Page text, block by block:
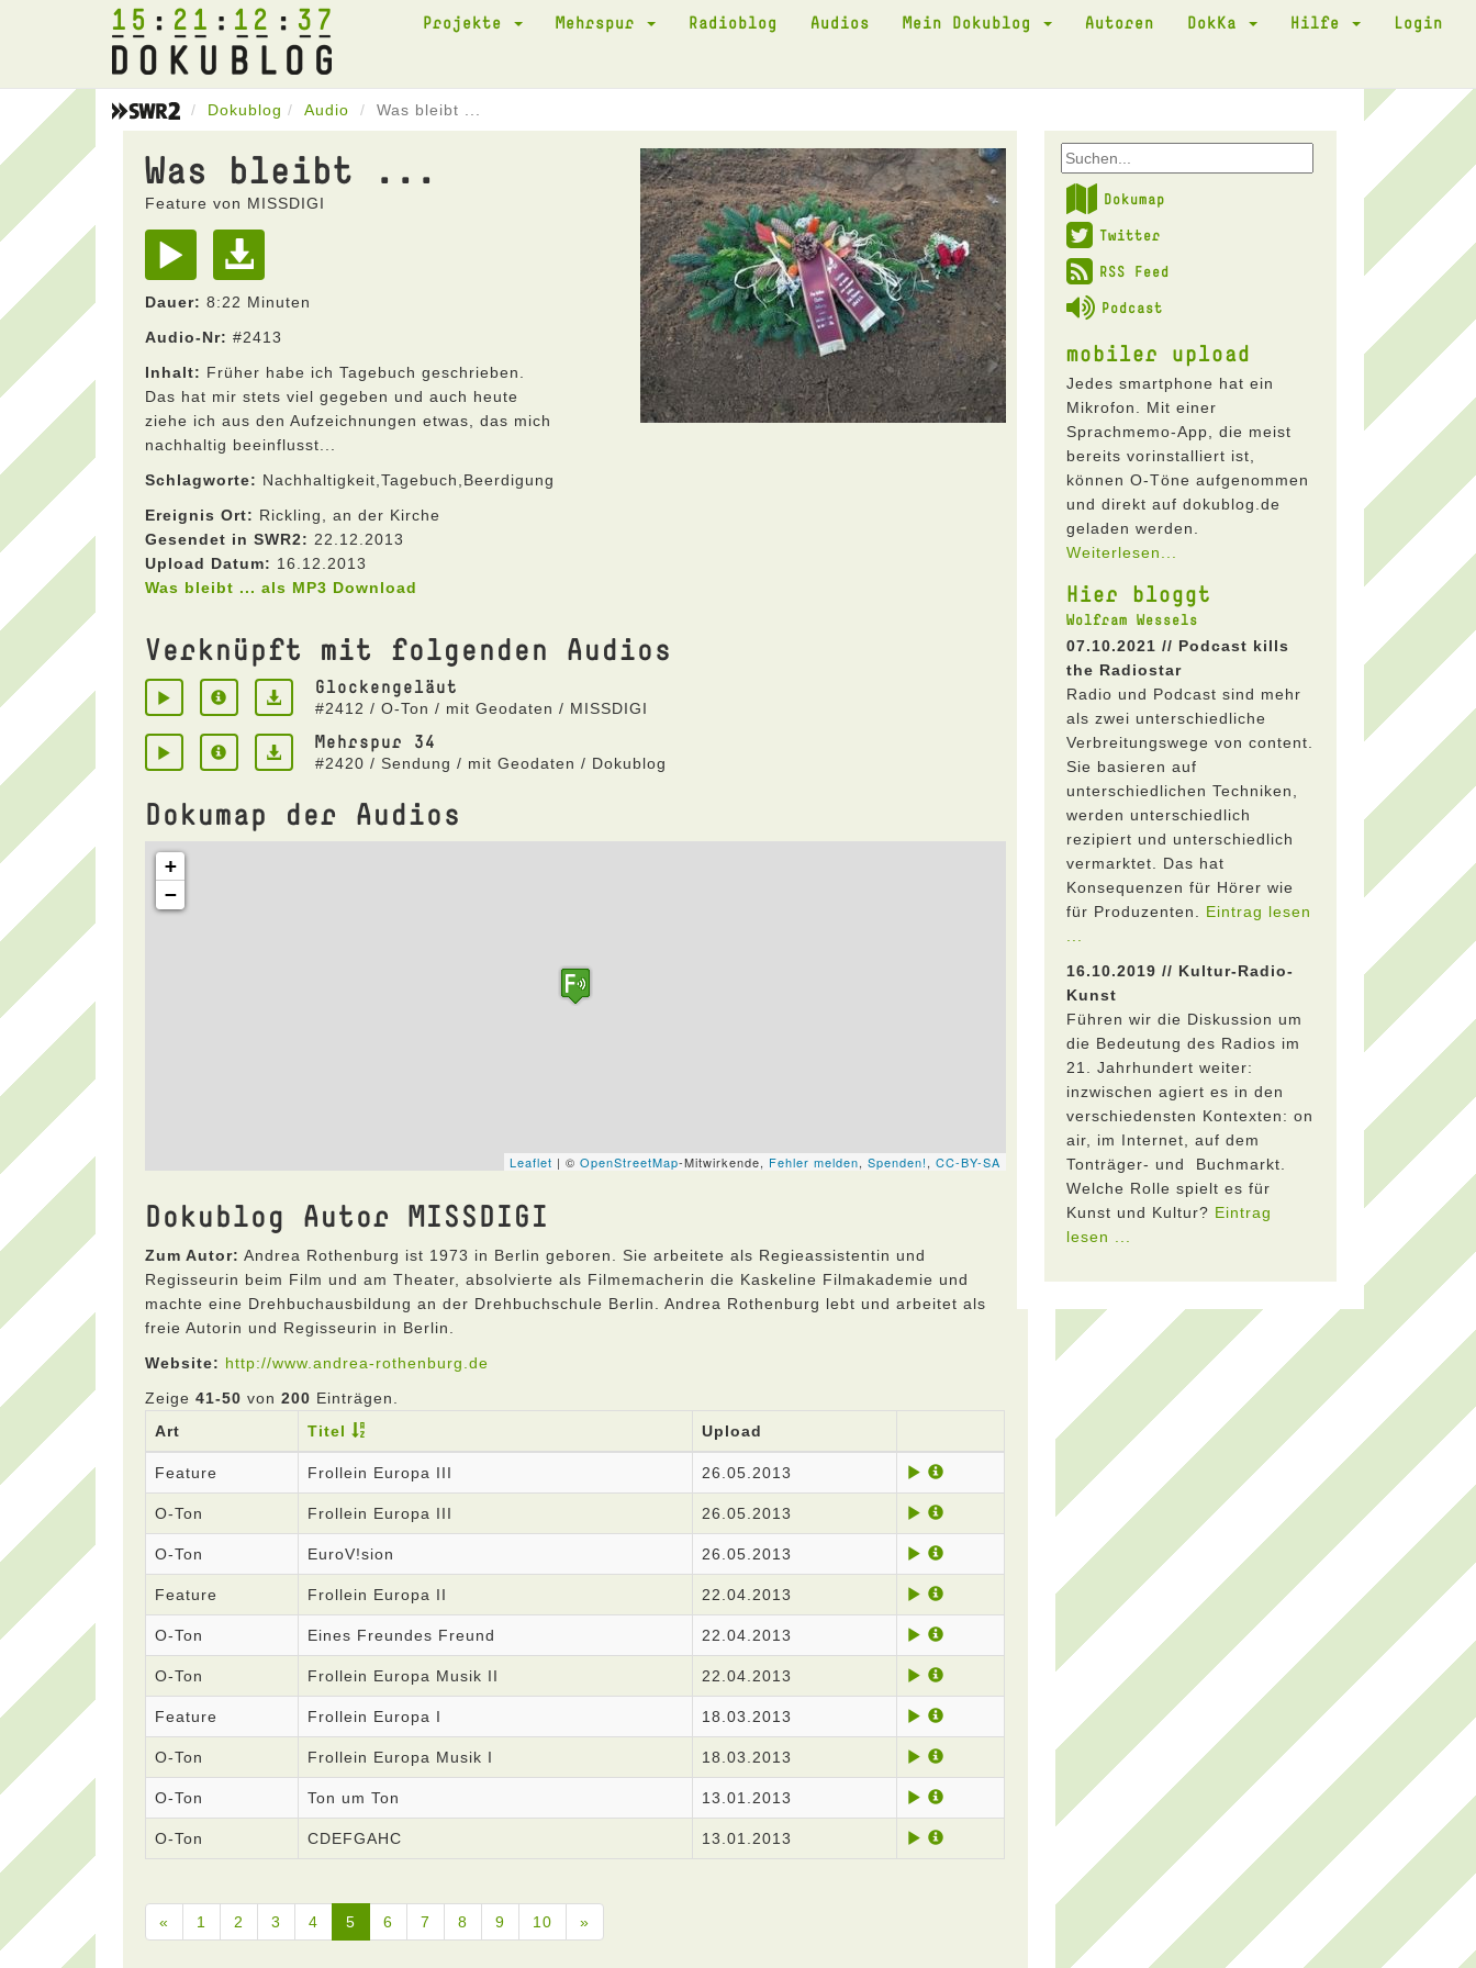
15 21 12 37 Projekte Mehrspur Radioblog Audios Mein Dokublog Autoren DokKa Hilfe Login
Dokublog Audio Was bleibt ...
Was bleibt ...
Feature von MISSDIGI
Dauer: 8:22 Minuten
Audio-Nr: #2413
Inhalt: Früher habe ich Tagebuch geschrieben.
Das hat mir stets viel gegeben und auch heute
ziehe ich aus den Aufzeichnungen etwas, das mich
nachhaltig beeinflusst...
Schlagworte: Nachhaltigkeit,Tagebuch,Beerdigung
Ereignis Ort: Rickling, an der Kirche
Gesendet in SWR2: 22.12.2013
Upload Datum: 16.12.2013
Was bleibt ... als MP3 Download
Verknüpft mit folgenden Audios
Glockengeläut
#2412 / O-Ton / mit Geodaten / MISSDIGI
Mehrspur 34
#2420 / Sendung / mit Geodaten / Dokublog
Dokumap der Audios
Dokublog Autor MISSDIGI
Zum Autor: Andrea Rothenburg ist 1973 in Berlin geboren. Sie arbeitete als Regieassistentin und
Regisseurin beim Film und am Theater, absolvierte als Filmemacherin die Kaskeline Filmakademie und
machte eine Drehbuchausbildung an der Drehbuchschule Berlin. Andrea Rothenburg lebt und arbeitet als
freie Autorin und Regisseurin in Berlin.
Website: http://www.andrea-rothenburg.de
Zeige 41-50 von 200 Einträgen.
Art
Titel Upload
Feature Frollein Europa III 26.05.2013
O-Ton Frollein Europa III 26.05.2013
O-Ton EuroV!sion 26.05.2013
Feature Frollein Europa II 22.04.2013
O-Ton Eines Freundes Freund 22.04.2013
O-Ton Frollein Europa Musik II 22.04.2013
Feature Frollein Europa I 18.03.2013
O-Ton Frollein Europa Musik I 18.03.2013
O-Ton Ton um Ton 13.01.2013
O-Ton CDEFGAHC 13.01.2013
« 1 2 3 4 5 6 7 8 9 10 »
Dokumap
Twitter
RSS Feed
Podcast
mobiler upload
Jedes smartphone hat ein
Mikrofon. Mit einer
Sprachmemo-App, die meist
bereits vorinstalliert ist,
können O-Töne aufgenommen
und direkt auf dokublog.de
geladen werden.
Weiterlesen...
Hier bloggt
Wolfram Wessels
07.10.2021 // Podcast kills
the Radiostar
Radio und Podcast sind mehr
als zwei unterschiedliche
Verbreitungswege von content.
Sie basieren auf
unterschiedlichen Techniken,
werden unterschiedlich
rezipiert und unterschiedlich
vermarktet. Das hat
Konsequenzen für Hörer wie
für Produzenten. Eintrag lesen
16.10.2019 // Kultur-Radio-
Kunst
Führen wir die Diskussion um
die Bedeutung des Radios im
21. Jahrhundert weiter:
inzwischen agiert es in den
verschiedensten Kontexten: on
air, im Internet, auf dem
Tonträger- und Buchmarkt.
Welche Rolle spielt es für
Kunst und Kultur? Eintrag
lesen ...